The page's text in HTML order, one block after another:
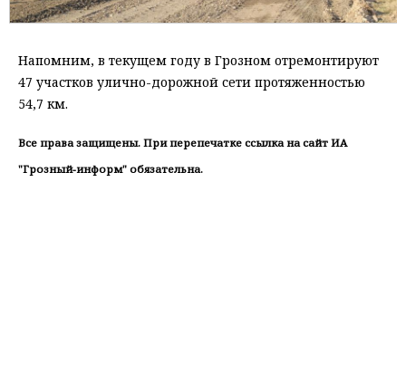
Напомним, в текущем году в Грозном отремонтируют
47 участков улично-дорожной сети протяженностью
54,7 км.
Все права защищены. При перепечатке ссылка на сайт ИА
"Грозный-информ" обязательна.